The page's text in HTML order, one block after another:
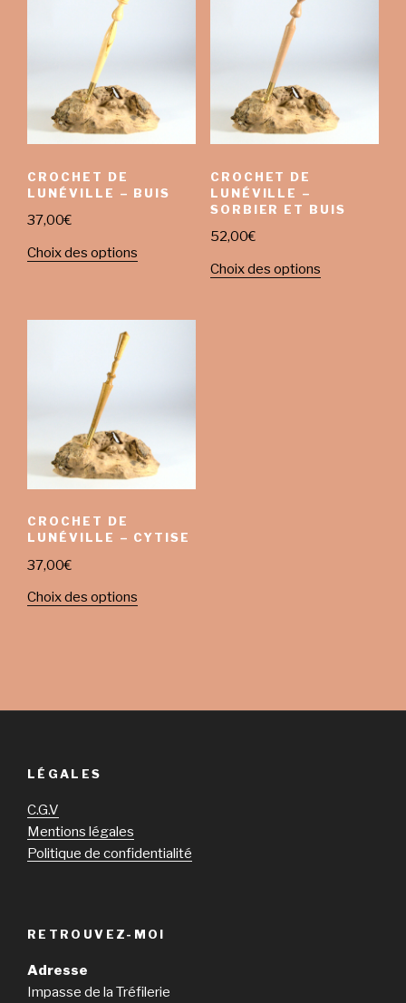
CROCHET DE
LUNÉVILLE – BUIS
37,00€
Choix des options
CROCHET DE
LUNÉVILLE –
SORBIER ET BUIS
52,00€
Choix des options
CROCHET DE
LUNÉVILLE – CYTISE
37,00€
Choix des options
LÉGALES
C.G.V
Mentions légales
Politique de confidentialité
RETROUVEZ-MOI
Adresse
Impasse de la Tréfilerie